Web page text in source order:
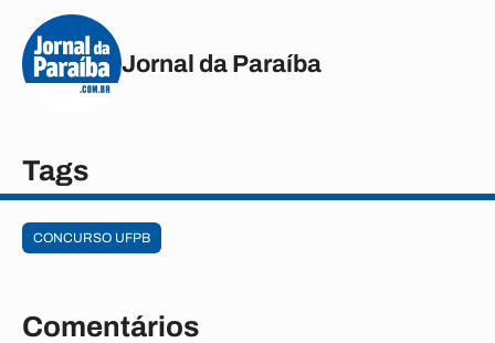
Jornal da Paraíba
Tags
CONCURSO UFPB
Comentários